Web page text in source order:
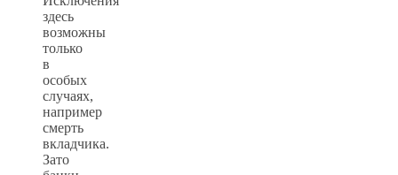
здесь
возможны
только
в
особых
случаях,
например
смерть
вкладчика.
Зато